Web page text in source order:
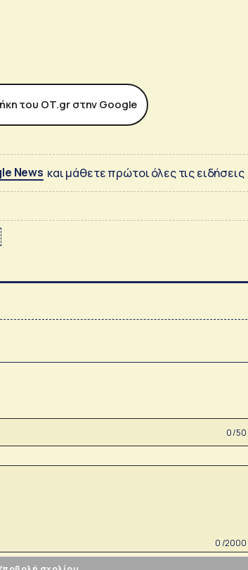
του ΟΤ.gr στην Google
News και μάθετε πρώτοι όλες τις ειδήσεις
0 /50
0 /2000